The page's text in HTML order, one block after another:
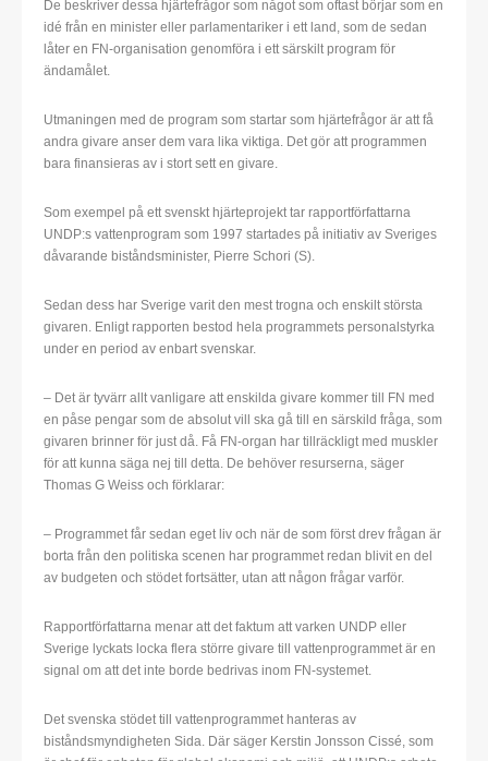
De beskriver dessa hjärtefrågor som något som oftast börjar som en
idé från en minister eller parlamentariker i ett land, som de sedan
låter en FN-organisation genomföra i ett särskilt program för
ändamålet.
Utmaningen med de program som startar som hjärtefrågor är att få
andra givare anser dem vara lika viktiga. Det gör att programmen
bara finansieras av i stort sett en givare.
Som exempel på ett svenskt hjärteprojekt tar rapportförfattarna
UNDP:s vattenprogram som 1997 startades på initiativ av Sveriges
dåvarande biståndsminister, Pierre Schori (S).
Sedan dess har Sverige varit den mest trogna och enskilt största
givaren. Enligt rapporten bestod hela programmets personalstyrka
under en period av enbart svenskar.
– Det är tyvärr allt vanligare att enskilda givare kommer till FN med
en påse pengar som de absolut vill ska gå till en särskild fråga, som
givaren brinner för just då. Få FN-organ har tillräckligt med muskler
för att kunna säga nej till detta. De behöver resurserna, säger
Thomas G Weiss och förklarar:
– Programmet får sedan eget liv och när de som först drev frågan är
borta från den politiska scenen har programmet redan blivit en del
av budgeten och stödet fortsätter, utan att någon frågar varför.
Rapportförfattarna menar att det faktum att varken UNDP eller
Sverige lyckats locka flera större givare till vattenprogrammet är en
signal om att det inte borde bedrivas inom FN-systemet.
Det svenska stödet till vattenprogrammet hanteras av
biståndsmyndigheten Sida. Där säger Kerstin Jonsson Cissé, som